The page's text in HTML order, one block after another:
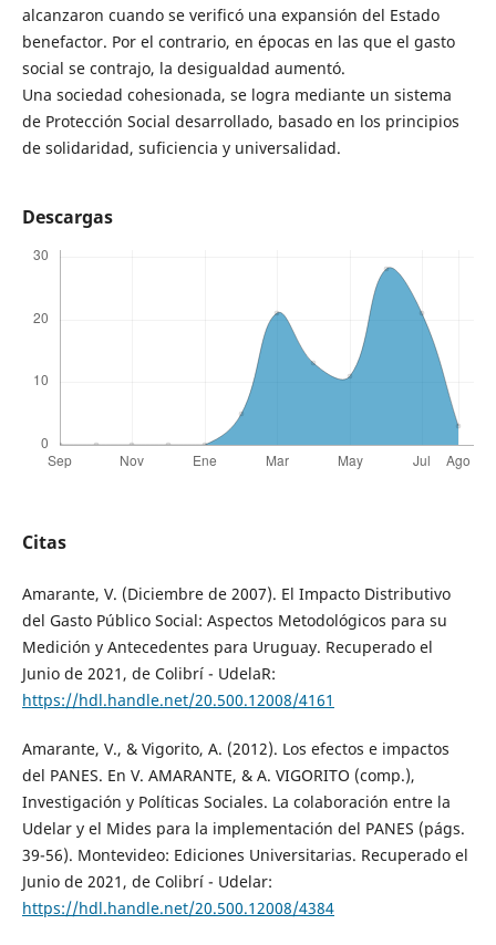
alcanzaron cuando se verificó una expansión del Estado
benefactor. Por el contrario, en épocas en las que el gasto
social se contrajo, la desigualdad aumentó.
Una sociedad cohesionada, se logra mediante un sistema
de Protección Social desarrollado, basado en los principios
de solidaridad, suficiencia y universalidad.
Descargas
Citas
Amarante, V. (Diciembre de 2007). El Impacto Distributivo
del Gasto Público Social: Aspectos Metodológicos para su
Medición y Antecedentes para Uruguay. Recuperado el
Junio de 2021, de Colibrí - UdelaR:
https://hdl.handle.net/20.500.12008/4161
Amarante, V., & Vigorito, A. (2012). Los efectos e impactos
del PANES. En V. AMARANTE, & A. VIGORITO (comp.),
Investigación y Políticas Sociales. La colaboración entre la
Udelar y el Mides para la implementación del PANES (págs.
39-56). Montevideo: Ediciones Universitarias. Recuperado el
Junio de 2021, de Colibrí - Udelar:
https://hdl.handle.net/20.500.12008/4384